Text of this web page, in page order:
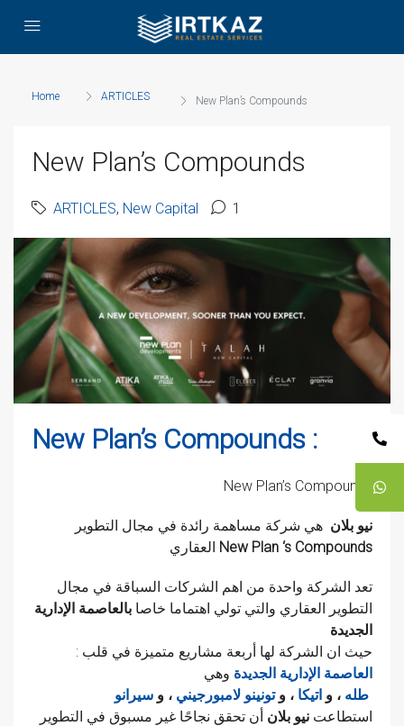
Home ARTICLES New Plan’s Compounds
New Plan’s Compounds
ARTICLES, New Capital 1
New Plan’s Compounds :
New Plan’s Compounds
نيو بلان هي شركة مساهمة رائدة في مجال التطوير
New Plan ‘s Compounds
تعد الشركة واحدة من اهم الشركات السباقة في مجال
التطوير العقاري والتي تولي اهتماما خاصا بالعاصمة الإدارية
الجديدة
: حيث ان الشركة لها أربعة مشاريع متميزة في قلب
العاصمة الإدارية الجديدة وهي
طله ، و اتيكا ، وتونينو لامبورجيني ، و
استطاعت نيو بلان أن تحقق نجاحًا غير مسبوق في التطوير